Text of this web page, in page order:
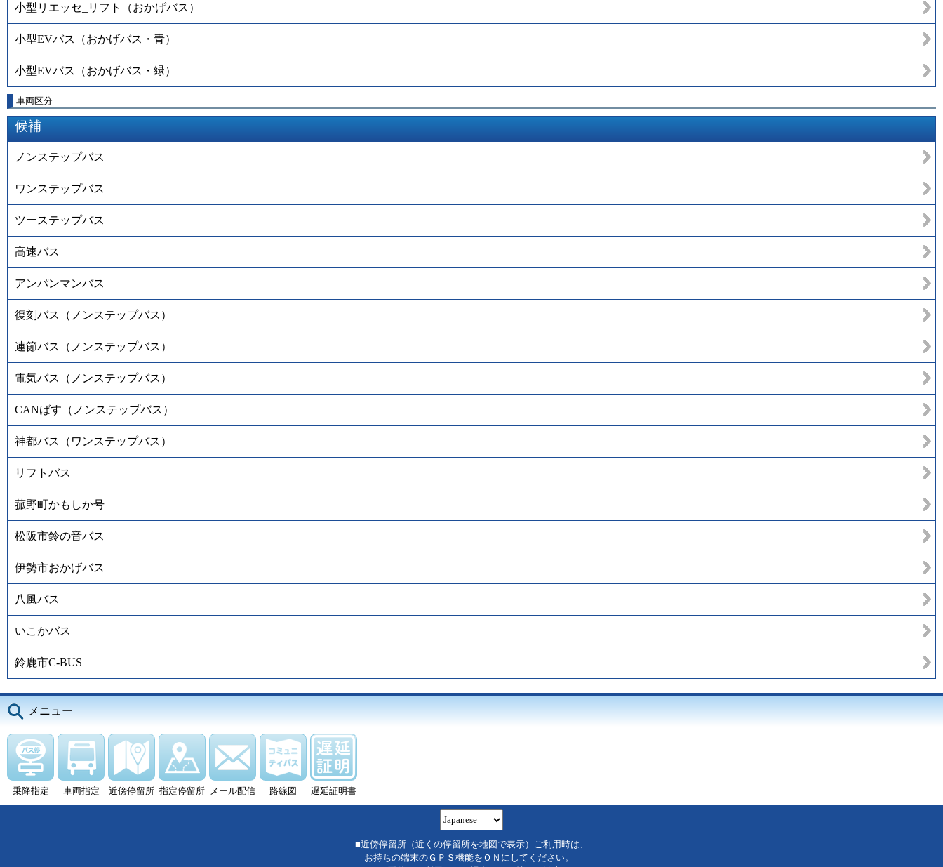
小型リエッセ_リフト（おかげバス）
小型EVバス（おかげバス・青）
小型EVバス（おかげバス・緑）
車両区分
候補
ノンステップバス
ワンステップバス
ツーステップバス
高速バス
アンパンマンバス
復刻バス（ノンステップバス）
連節バス（ノンステップバス）
電気バス（ノンステップバス）
CANばす（ノンステップバス）
神都バス（ワンステップバス）
リフトバス
菰野町かもしか号
松阪市鈴の音バス
伊勢市おかげバス
八風バス
いこかバス
鈴鹿市C-BUS
メニュー
乗降指定 車両指定 近傍停留所 指定停留所 メール配信 路線図 遅延証明書
■近傍停留所（近くの停留所を地図で表示）ご利用時は、
お持ちの端末のＧＰＳ機能をＯＮにしてください。